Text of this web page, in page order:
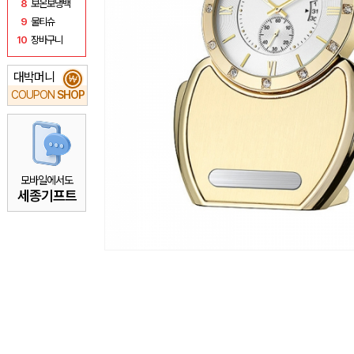
8 보온보냉백
9 물티슈
10 장바구니
대박머니
COUPON SHOP
₩
모바일에서도
세종기프트